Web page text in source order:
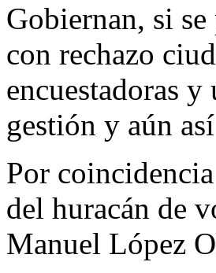
Gobiernan, si
con rechazo
encuestadoras
gestión y aún
Por
del huracán de
Manuel López